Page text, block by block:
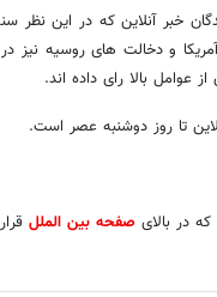
خبر آنلاین که در این
آمریکا و دخالت های روسیه
تا روز دوشنبه عصر است.
در بالای صفحه بین الملل